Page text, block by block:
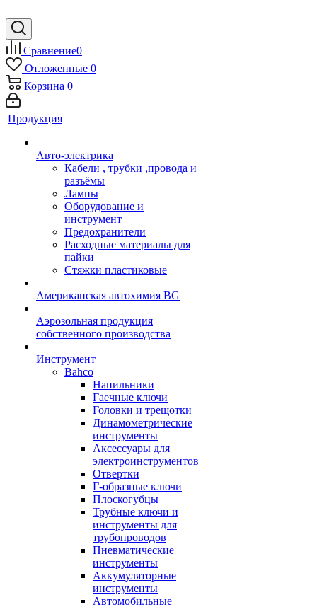
Сравнение0
Отложенные 0
Корзина 0
Продукция
Авто-электрика
Кабели , трубки ,провода и
разъёмы
Лампы
Оборудование и
инструмент
Предохранители
Расходные материалы для
пайки
Стяжки пластиковые
Американская автохимия BG
Аэрозольная продукция
собственного производства
Инструмент
Bahco
Напильники
Гаечные ключи
Головки и трещотки
Динамометрические
инструменты
Аксессуары для
электроинструментов
Отвертки
Г-образные ключи
Плоскогубцы
Трубные ключи и
инструменты для
трубопроводов
Пневматические
инструменты
Аккумуляторные
инструменты
Автомобильные